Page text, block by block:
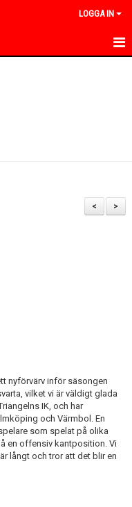
LOGGA IN
>
<
nyförvärv inför säsongen
vilket vi är väldigt glada
IK, och har
och Värmbol. En
som spelat på olika
en offensiv kantposition. Vi
långt och tror att det blir en